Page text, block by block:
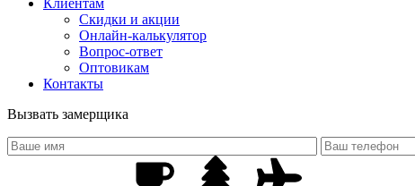
Скидки и акции
Онлайн-калькулятор
Вопрос-ответ
Оптовикам
Контакты
Вызвать замерщика